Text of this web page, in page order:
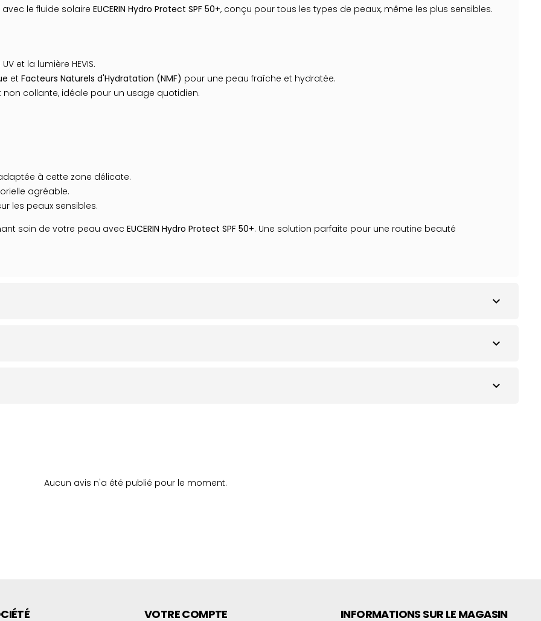
le fluide solaire EUCERIN Hydro Protect SPF 50+, conçu pour tous les types de peaux, même les plus sensibles.
et la lumière HEVIS.
et Facteurs Naturels d'Hydratation (NMF) pour une peau fraîche et hydratée.
non collante, idéale pour un usage quotidien.
à cette zone délicate.
agréable.
les peaux sensibles.
soin de votre peau avec EUCERIN Hydro Protect SPF 50+. Une solution parfaite pour une routine beauté
expand_more
expand_more
expand_more
Aucun avis n'a été publié pour le moment.
VOTRE COMPTE INFORMATIONS SUR LE MAGASIN